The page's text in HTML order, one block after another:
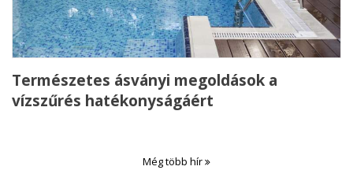
Természetes ásványi megoldások a
vízszűrés hatékonyságáért
Még több hír